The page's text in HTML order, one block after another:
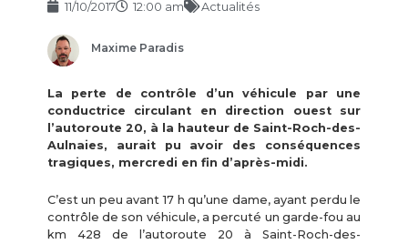
11/10/2017 12:00 am Actualités
Maxime Paradis
La perte de contrôle d’un véhicule par une
conductrice circulant en direction ouest sur
l’autoroute 20, à la hauteur de Saint-Roch-des-
Aulnaies, aurait pu avoir des conséquences
tragiques, mercredi en fin d’après-midi.
C’est un peu avant 17 h qu’une dame, ayant perdu le
contrôle de son véhicule, a percuté un garde-fou au
km 428 de l’autoroute 20 à Saint-Roch-des-